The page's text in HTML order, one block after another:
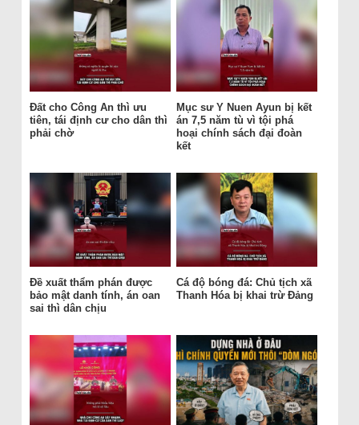
Đất cho Công An thì ưu
tiên, tái định cư cho dân thì
phải chờ
Mục sư Y Nuen Ayun bị kết
án 7,5 năm tù vì tội phá
hoại chính sách đại đoàn
kết
Đề xuất thẩm phán được
bảo mật danh tính, án oan
sai thì dân chịu
Cá độ bóng đá: Chủ tịch xã
Thanh Hóa bị khai trừ Đảng